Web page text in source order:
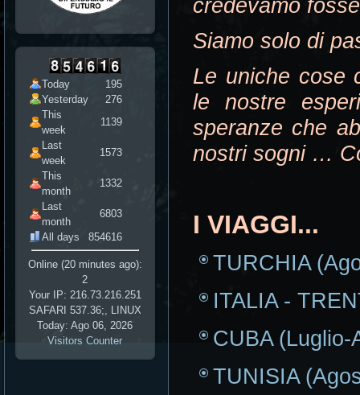
Today
195
Yesterday
276
This
week
1139
Last
week
1573
This
month
1332
Last
month
6803
All days
854616
Online (20 minutes ago):
2
Your IP: 216.73.216.251
SAFARI 537.36;, LINUX
Today: Ago 06, 2026
Visitors Counter
credevamo
Siamo solo di
Le uniche cose
le nostre
speranze che
nostri sogni …
I VIAGGI...
TURCHIA
ITALIA -
CUBA (Luglio-
TUNISIA